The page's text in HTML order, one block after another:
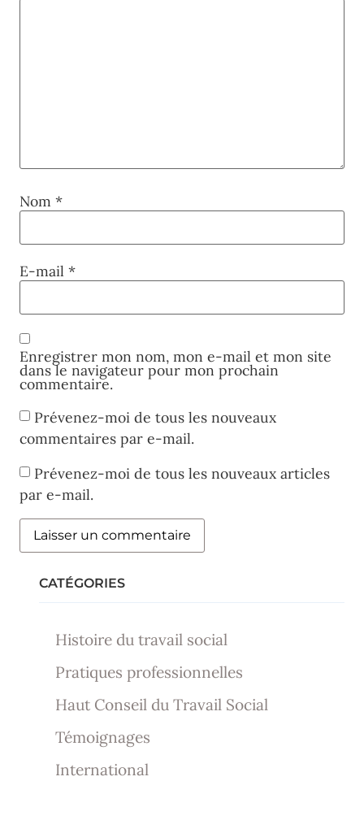
Nom *
E-mail *
Enregistrer mon nom, mon e-mail et mon site
dans le navigateur pour mon prochain
commentaire.
Prévenez-moi de tous les nouveaux
commentaires par e-mail.
Prévenez-moi de tous les nouveaux articles
par e-mail.
CATÉGORIES
Histoire du travail social
Pratiques professionnelles
Haut Conseil du Travail Social
Témoignages
International